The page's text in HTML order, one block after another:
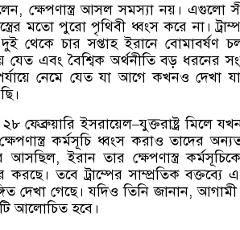
, ক্ষেপণাস্ত্র আসল সমস্যা নয়। এগুলো
মতো পুরো পৃথিবী ধ্বংস করে না।
থেকে চার সপ্তাহ ইরানে বোমাবর্ষণ
যেত এবং বৈশ্বিক অর্থনীতি বড়
নেমে যেত যা আগে কখনও দেখা
ফেব্রুয়ারি ইসরায়েল–যুক্তরাষ্ট্র মিলে
কর্মসূচি ধ্বংস করাও তাদের
আসছিল,ইরান তার ক্ষেপণাস্ত্র
করছে। তবে ট্রাম্পের সাম্প্রতিক বক্তব্যে
দেখা গেছে। যদিও তিনি জানান,আগামী
আলোচিত হবে।